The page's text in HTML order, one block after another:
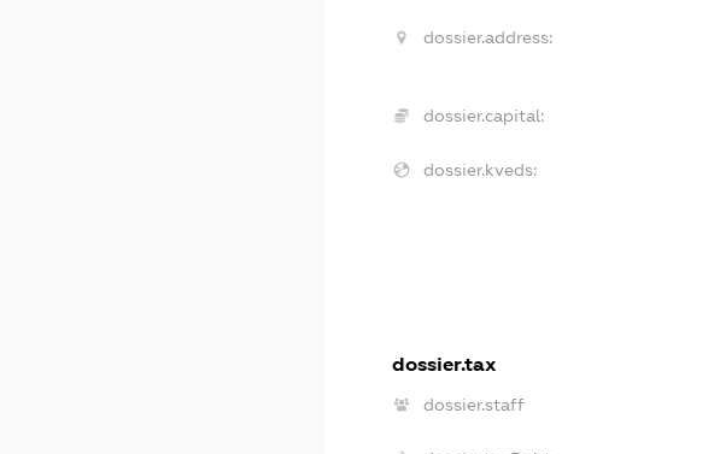
dossier.address:
dossier.capital:
dossier.kveds:
dossier.tax
dossier.staff